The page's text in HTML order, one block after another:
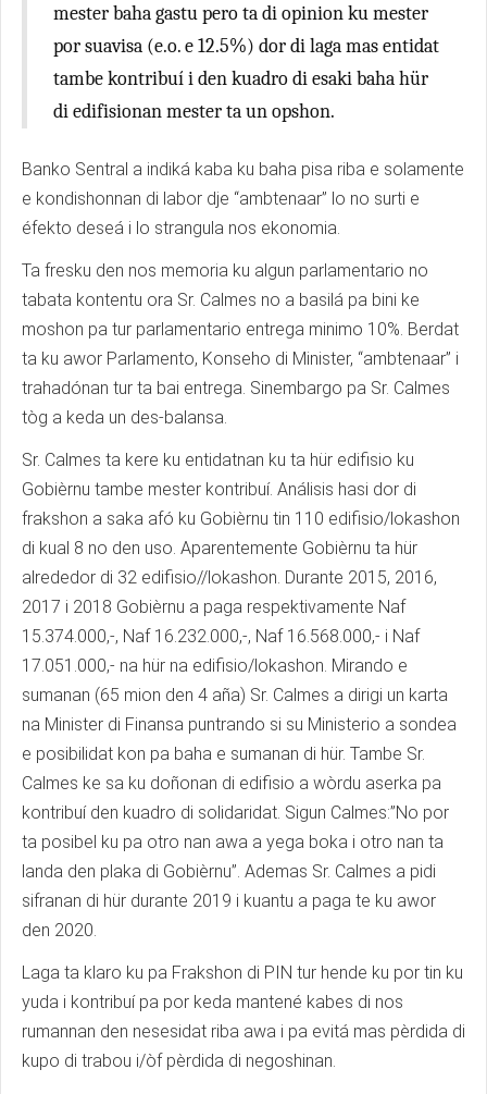
mester baha gastu pero ta di opinion ku mester
por suavisa (e.o. e 12.5%) dor di laga mas entidat
tambe kontribuí i den kuadro di esaki baha hür
di edifisionan mester ta un opshon.
Banko Sentral a indiká kaba ku baha pisa riba e solamente
e kondishonnan di labor dje “ambtenaar” lo no surti e
éfekto deseá i lo strangula nos ekonomia.
Ta fresku den nos memoria ku algun parlamentario no
tabata kontentu ora Sr. Calmes no a basilá pa bini ke
moshon pa tur parlamentario entrega minimo 10%. Berdat
ta ku awor Parlamento, Konseho di Minister, “ambtenaar” i
trahadónan tur ta bai entrega. Sinembargo pa Sr. Calmes
tòg a keda un des-balansa.
Sr. Calmes ta kere ku entidatnan ku ta hür edifisio ku
Gobièrnu tambe mester kontribuí. Análisis hasi dor di
frakshon a saka afó ku Gobièrnu tin 110 edifisio/lokashon
di kual 8 no den uso. Aparentemente Gobièrnu ta hür
alrededor di 32 edifisio//lokashon. Durante 2015, 2016,
2017 i 2018 Gobièrnu a paga respektivamente Naf
15.374.000,-, Naf 16.232.000,-, Naf 16.568.000,- i Naf
17.051.000,- na hür na edifisio/lokashon. Mirando e
sumanan (65 mion den 4 aña) Sr. Calmes a dirigi un karta
na Minister di Finansa puntrando si su Ministerio a sondea
e posibilidat kon pa baha e sumanan di hür. Tambe Sr.
Calmes ke sa ku doñonan di edifisio a wòrdu aserka pa
kontribuí den kuadro di solidaridat. Sigun Calmes:”No por
ta posibel ku pa otro nan awa a yega boka i otro nan ta
landa den plaka di Gobièrnu”. Ademas Sr. Calmes a pidi
sifranan di hür durante 2019 i kuantu a paga te ku awor
den 2020.
Laga ta klaro ku pa Frakshon di PIN tur hende ku por tin ku
yuda i kontribuí pa por keda mantené kabes di nos
rumannan den nesesidat riba awa i pa evitá mas pèrdida di
kupo di trabou i/òf pèrdida di negoshinan.